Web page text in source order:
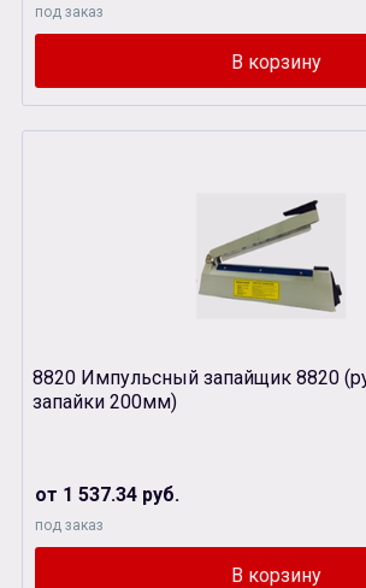
под заказ
8820 Импульсный запайщик 8820
запайки 200мм)
от 1 537.34 руб.
под заказ